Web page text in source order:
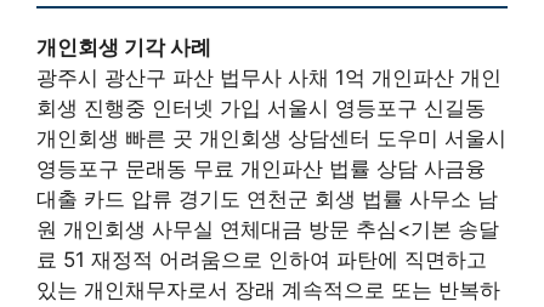
개인회생 기각 사례
광주시 광산구 파산 법무사 사채 1억 개인파산 개인
회생 진행중 인터넷 가입 서울시 영등포구 신길동
개인회생 빠른 곳 개인회생 상담센터 도우미 서울시
영등포구 문래동 무료 개인파산 법률 상담 사금융
대출 카드 압류 경기도 연천군 회생 법률 사무소 남
원 개인회생 사무실 연체대금 방문 추심<기본 송달
료 51 재정적 어려움으로 인하여 파탄에 직면하고
있는 개인채무자로서 장래 계속적으로 또는 반복하